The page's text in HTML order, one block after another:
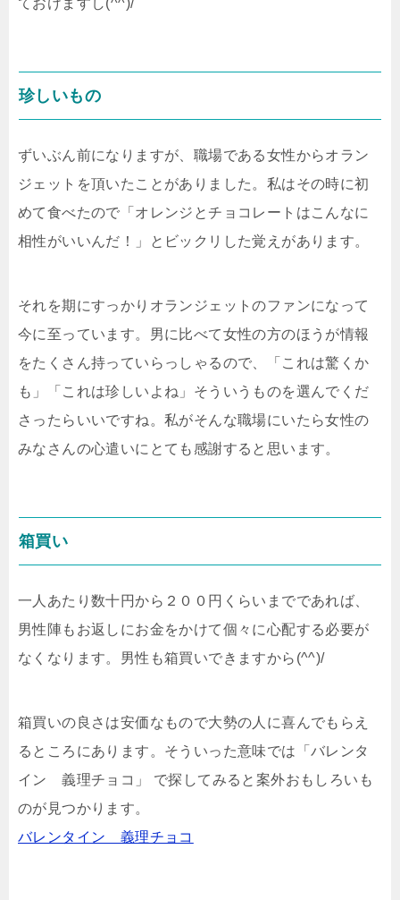
ておけますし(^^)/
珍しいもの
ずいぶん前になりますが、職場である女性からオラン
ジェットを頂いたことがありました。私はその時に初
めて食べたので「オレンジとチョコレートはこんなに
相性がいいんだ！」とビックリした覚えがあります。
それを期にすっかりオランジェットのファンになって
今に至っています。男に比べて女性の方のほうが情報
をたくさん持っていらっしゃるので、「これは驚くか
も」「これは珍しいよね」そういうものを選んでくだ
さったらいいですね。私がそんな職場にいたら女性の
みなさんの心遣いにとても感謝すると思います。
箱買い
一人あたり数十円から２００円くらいまでであれば、
男性陣もお返しにお金をかけて個々に心配する必要が
なくなります。男性も箱買いできますから(^^)/
箱買いの良さは安価なもので大勢の人に喜んでもらえ
るところにあります。そういった意味では「バレンタ
イン 義理チョコ」 で探してみると案外おもしろいも
のが見つかります。
バレンタイン 義理チョコ